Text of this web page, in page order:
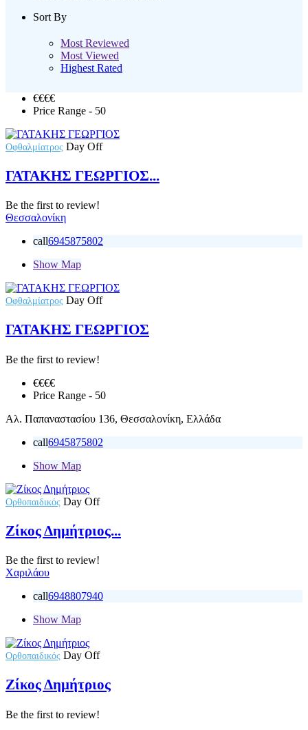
Sort By
Most Reviewed
Most Viewed
Highest Rated
€€€€
Price Range - 50
Οφθαλμίατρος Day Off
ΓΑΤΑΚΗΣ ΓΕΩΡΓΙΟΣ...
Be the first to review!
Θεσσαλονίκη
call6945875802
Show Map
Οφθαλμίατρος Day Off
ΓΑΤΑΚΗΣ ΓΕΩΡΓΙΟΣ
Be the first to review!
€€€€
Price Range - 50
Αλ. Παπαναστασίου 136, Θεσσαλονίκη, Ελλάδα
call6945875802
Show Map
Ορθοπαιδικός Day Off
Ζίκος Δημήτριος...
Be the first to review!
Χαριλάου
call6948807940
Show Map
Ορθοπαιδικός Day Off
Ζίκος Δημήτριος
Be the first to review!